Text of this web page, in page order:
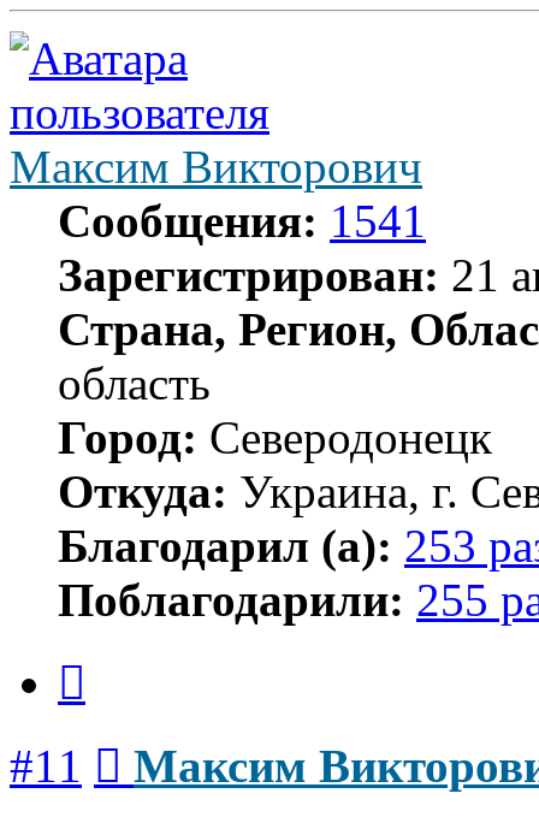
Максим Викторович
Сообщения: 1541
Зарегистрирован: 21
Страна, Регион,
область
Город: Северодонецк
Откуда: Украина, г.
Благодарил (а): 253
Поблагодарили: 255
#11
Максим